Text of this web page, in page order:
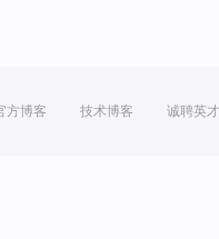
方博客 技术博客 诚聘英才